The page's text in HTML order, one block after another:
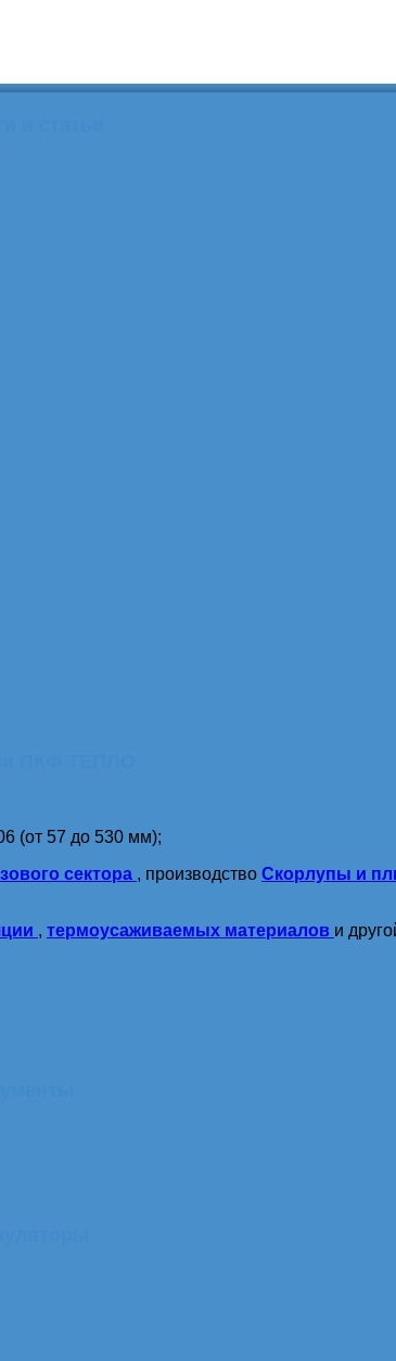
(от 57 до 530 мм);
сектора , производство Скорлупы и
, термоусаживаемых материалов и